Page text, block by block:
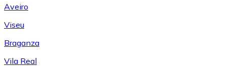
Aveiro
Viseu
Braganza
Vila Real